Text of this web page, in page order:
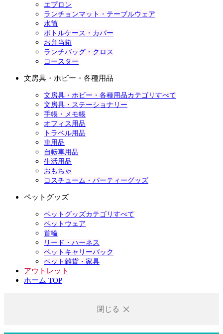
エプロン
ランチョンマット・テーブルウェア
水筒
ボトルケース・カバー
お弁当箱
ランチバッグ・クロス
コースター
文房具・ホビー・各種用品
文房具・ホビー・各種用品カテゴリすべて
文房具・ステーショナリー
手帳・メモ帳
オフィス用品
トラベル用品
車用品
自転車用品
生活用品
おもちゃ
コスチューム・パーティーグッズ
ペットグッズ
ペットグッズカテゴリすべて
ペットウェア
首輪
リード・ハーネス
ペットキャリーバック
ペット雑貨・家具
アウトレット
ホーム TOP
閉じる